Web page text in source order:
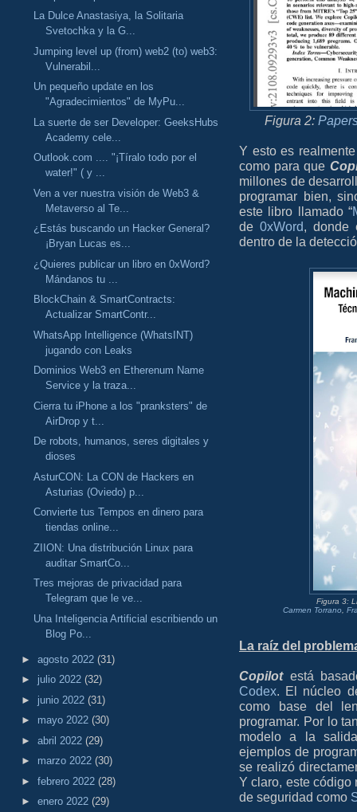
La Dulce Anastasiya, la Solitaria
Svetochka y la G...
Jumping level up (from) web2 (to) web3:
Vulnerabil...
Un pequeño update en los
"Agradecimientos" de MyPu...
La suerte de ser Developer: GeeksHubs
Academy cele...
Outlook.com .... "¡Tíralo todo por el
water!" ( y ...
Ven a ver nuestra visión de Web3 &
Metaverso al Te...
¿Estás buscando un Hacker General?
¡Bryan Lucas es...
¿Quieres publicar un libro en 0xWord?
Mándanos tu ...
BlockChain & SmartContracts:
Actualizar SmartContr...
WhatsApp Intelligence (WhatsINT)
jugando con Leaks
Dominios Web3 en Etherenum Name
Service y la traza...
Cierra tu iPhone a los "pranksters" de
AirDrop y t...
De robots, humanos, seres digitales y
dioses
AsturCON: La CON de Hackers en
Asturias (Oviedo) p...
Convierte tus Tempos en dinero para
tiendas online...
ZIION: Una distribución Linux para
auditar SmartCo...
Tres mejoras de privacidad para
Telegram que le ve...
Una Inteligencia Artificial escribiendo un
Blog Po...
► agosto 2022 (31)
► julio 2022 (32)
► junio 2022 (31)
► mayo 2022 (30)
► abril 2022 (29)
► marzo 2022 (30)
► febrero 2022 (28)
► enero 2022 (29)
Figura 2:
Y esto es
como para que
millones de
programar bien,
este libro llamado “
de 0xWord, donde
dentro de la
Figura 3:
Carmen Torrano,
La raíz del
Copilotestá
Codex. El núcleo
como base del
programar. Por lo
modelo a la
ejemplos de
se realizó
Y claro, este código
de seguridad como